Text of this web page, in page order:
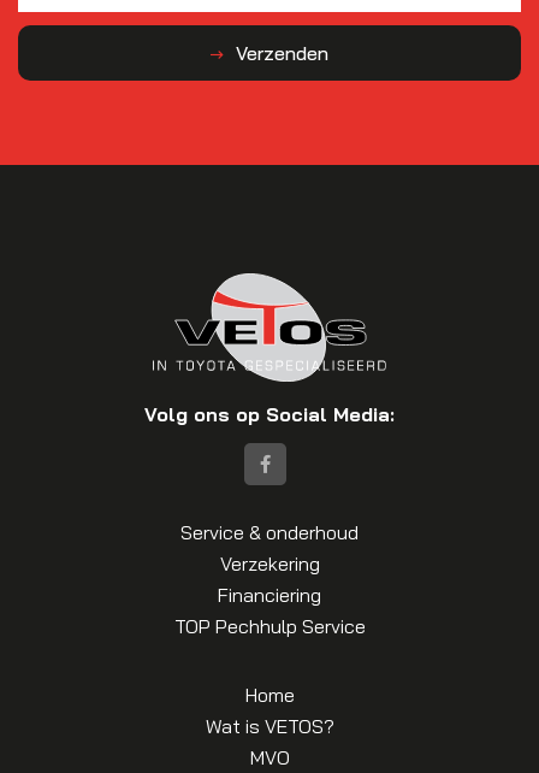
Verzenden
Volg ons op Social Media:
Service & onderhoud
Verzekering
Financiering
TOP Pechhulp Service
Home
Wat is VETOS?
MVO